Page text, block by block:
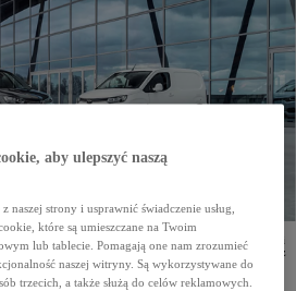
655 osobowych i dostawczych samochodów z linii
do roku. W 10 najpopularniejszych vanów znalazły się aż
CITY. Ten ostatni pojazd był też najchętniej wybieranym
kolei w kategorii pick-upów dominował Hilux.
aby ulepszyć naszą
naszej strony i usprawnić świadczenie usług,
które są umieszczane na Twoim
lub tablecie. Pomagają one nam zrozumieć
naszej witryny. Są wykorzystywane do
trzecich, a także służą do celów reklamowych.